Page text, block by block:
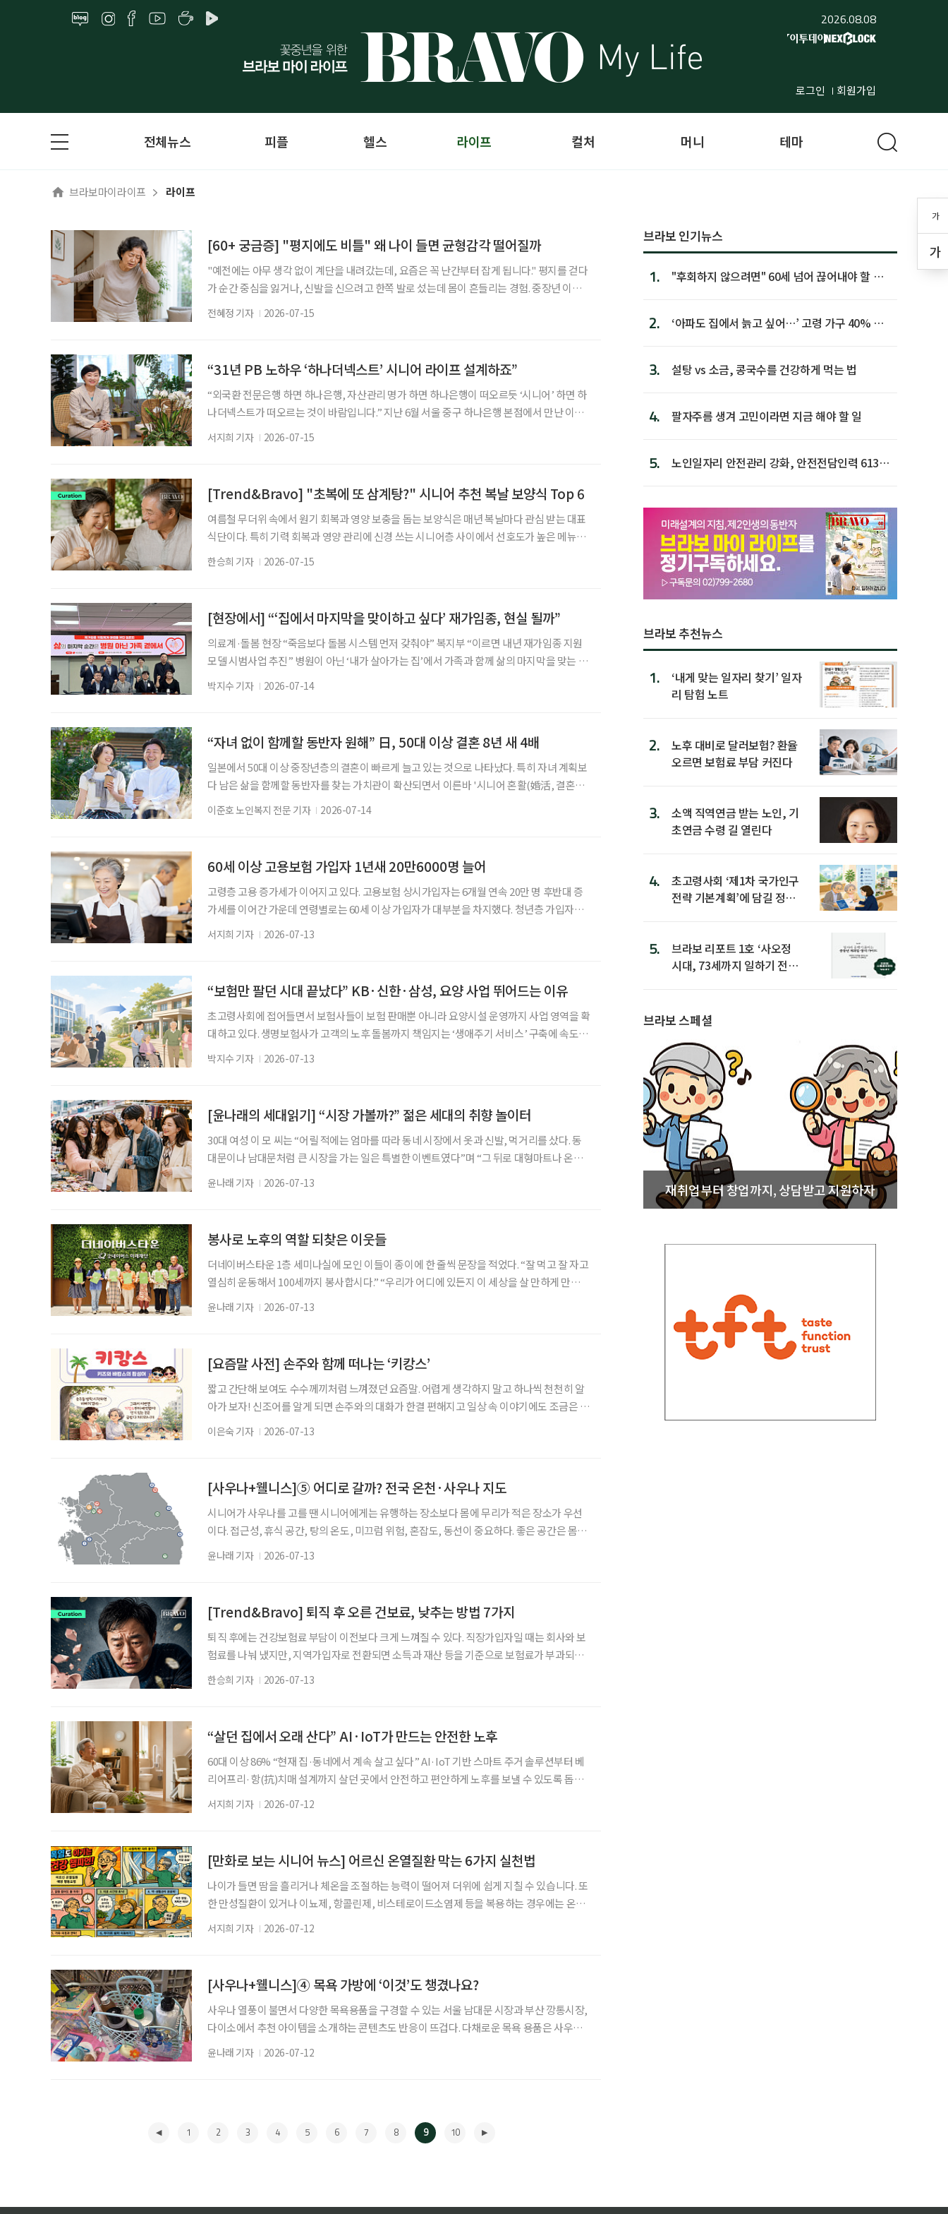
2026.08.08
로그인 회원가입
가
가
전체뉴스 피플 헬스 라이프 컬처 머니 테마
브라보마이라이프 라이프
[60+ 궁금증] "평지에도 비틀" 왜 나이 들면 균형감각 떨어질까
"예전에는 아무 생각 없이 계단을 내려갔는데, 요즘은 꼭 난간부터 잡게 됩니다." 평지를 걷다
가 순간 중심을 잃거나, 신발을 신으려고 한쪽 발로 섰는데 몸이 흔들리는 경험. 중장년 이후
흔히 나타나는 변화다. 많은 사람이 이를 단순히 다리 힘이 약해졌기 때문이라고 생각하지만,
사실 다기 근육만의 문제가 아니다. 균형은 눈·귀·근육·뇌가 함께 만든다 우리가 똑바로 서
전혜정 기자 2026-07-15
“31년 PB 노하우 ‘하나더넥스트’ 시니어 라이프 설계하죠”
“외국환 전문은행 하면 하나은행, 자산관리 명가 하면 하나은행이 떠오르듯 ‘시니어’ 하면 하
나더넥스트가 떠오르는 것이 바람입니다.” 지난 6월 서울 중구 하나은행 본점에서 만난 이은
정 하나은행 WM본부장은 브라보마이라이프와의 인터뷰에서 시니어 특화 브랜드 ‘하나더넥
스트’에 대한 목표를 이같이 밝혔다. 인터뷰 내내 그는 하나더넥스트가 금융 브랜드를 넘어 시
서지희 기자 2026-07-15
[Trend&Bravo] "초복에 또 삼계탕?" 시니어 추천 복날 보양식 Top 6
여름철 무더위 속에서 원기 회복과 영양 보충을 돕는 보양식은 매년 복날마다 관심 받는 대표
식단이다. 특히 기력 회복과 영양 관리에 신경 쓰는 시니어층 사이에서 선호도가 높은 메뉴들
이 주를 이룬다. 올해 초복은 7월 15일(수)로 중복은 7월 25일(토), 말복은 8월 14일(금)이다.
초복에서 말복까지의 기간은 일 년 중 가장 더운 때로, 예로부터 이 시기의 더위를 피하고 보
한승희 기자 2026-07-15
[현장에서] “‘집에서 마지막을 맞이하고 싶다’ 재가임종, 현실 될까”
의료계·돌봄 현장 “죽음보다 돌봄 시스템 먼저 갖춰야” 복지부 “이르면 내년 재가임종 지원
모델 시범사업 추진” 병원이 아닌 ‘내가 살아가는 집’에서 가족과 함께 삶의 마지막을 맞는 ‘재
가임종’. 국가 차원의 지원체계 구축이 필요하다는 목소리가 나왔다. 14일 서울 여의도 국회의
원회관에서 한지아 국민의힘 의원 주최로 열린 ‘재가임종 지원체계 마련을 위한 토론회’에서
박지수 기자 2026-07-14
“자녀 없이 함께할 동반자 원해” 日, 50대 이상 결혼 8년 새 4배
일본에서 50대 이상 중장년층의 결혼이 빠르게 늘고 있는 것으로 나타났다. 특히 자녀 계획보
다 남은 삶을 함께할 동반자를 찾는 가치관이 확산되면서 이른바 '시니어 혼활(婚活, 결혼활
동)'이 새로운 사회 현상으로 자리 잡고 있다는 분석이다. 일본 결혼정보업체 IBJ 산하 'IBJ결
혼미래연구소'가 2025년 결혼 성사 데이터를 분석한 결과, 50대 이상 회원의 성혼 인원은
이준호 노인복지 전문 기자 2026-07-14
60세 이상 고용보험 가입자 1년새 20만6000명 늘어
고령층 고용 증가세가 이어지고 있다. 고용보험 상시가입자는 6개월 연속 20만 명 후반대 증
가세를 이어간 가운데 연령별로는 60세 이상 가입자가 대부분을 차지했다. 청년층 가입자가
감소한 것과는 대조되는 모습이다. 고용노동부가 13일 발표한 ‘2026년 6월 고용행정 통계로
본 노동시장 동향’에 따르면 6월 고용보험 상시가입자는 1585만5000명으로 전년 동월보다
서지희 기자 2026-07-13
“보험만 팔던 시대 끝났다” KB·신한·삼성, 요양 사업 뛰어드는 이유
초고령사회에 접어들면서 보험사들이 보험 판매뿐 아니라 요양시설 운영까지 사업 영역을 확
대하고 있다. 생명보험사가 고객의 노후 돌봄까지 책임지는 ‘생애주기 서비스’ 구축에 속도를
내면서 요양시장이 새로운 성장 동력으로 떠오르는 모습이다. 13일 보험연구원이 발표한 ‘생
명보험회사의 요양사업 진출 현황과 과제’에 따르면 현재 요양사업에 진출한 생명보험사는
비
박지수 기자 2026-07-13
[윤나래의 세대읽기] “시장 가볼까?” 젊은 세대의 취향 놀이터
30대 여성 이 모 씨는 “어릴 적에는 엄마를 따라 동네 시장에서 옷과 신발, 먹거리를 샀다. 동
대문이나 남대문처럼 큰 시장을 가는 일은 특별한 이벤트였다”며 “그 뒤로 대형마트나 온라
인 쇼핑을 주로 이용했는데, 요즘은 SNS에서 시장에서만 구할 수 있는 아이템을 자주 본다.
친구들과도 ‘시장 한번 가볼까?’라는 이야기하고, 조만간 남대문시장에 갈 계획”이라고 말했
윤나래 기자 2026-07-13
봉사로 노후의 역할 되찾은 이웃들
더네이버스타운 1층 세미나실에 모인 이들이 종이에 한 줄씩 문장을 적었다. “잘 먹고 잘 자고
열심히 운동해서 100세까지 봉사합시다.” “우리가 어디에 있든지 이 세상을 살 만하게 만듭시
다.” “여름처럼 활짝 웃는 인생 시작입니다, 오늘이.” 누군가에게 선물처럼 건넬 인사이자, 한
달 남짓한 활동을 마무리하는 마음의 기록이었다. 6월 12일 경기도 시흥시 더네이버스타운에
윤나래 기자 2026-07-13
[요즘말 사전] 손주와 함께 떠나는 ‘키캉스’
짧고 간단해 보여도 수수께끼처럼 느껴졌던 요즘말. 어렵게 생각하지 말고 하나씩 천천히 알
아가 보자! 신조어를 알게 되면 손주와의 대화가 한결 편해지고 일상 속 이야기에도 조금은 젊
은 기운이 더해진다. 여름방학이 시작되면 조부모들의 일상도 달라진다. 맞벌이하는 자녀를
대신해 손주를 돌보는 시간이 늘어나고 단순히 집에서 손주를 돌보는 것을 넘어, 함께 호텔로
이은숙 기자 2026-07-13
[사우나+웰니스]⑤ 어디로 갈까? 전국 온천·사우나 지도
시니어가 사우나를 고를 땐 시니어에게는 유행하는 장소보다 몸에 무리가 적은 장소가 우선
이다. 접근성, 휴식 공간, 탕의 온도, 미끄럼 위험, 혼잡도, 동선이 중요하다. 좋은 공간은 몸을
편하게 만들고 안전하게 빠져나올 수 있어야 한다. 물 : 온천수인지, 해수인지, 일반 목욕탕인
지 확인한다. 온도 : 탕과 사우나실 온도가 너무 높지 않은지 본다. 동선 : 욕조, 샤워실, 탈의실
윤나래 기자 2026-07-13
[Trend&Bravo] 퇴직 후 오른 건보료, 낮추는 방법 7가지
퇴직 후에는 건강보험료 부담이 이전보다 크게 느껴질 수 있다. 직장가입자일 때는 회사와 보
험료를 나눠 냈지만, 지역가입자로 전환되면 소득과 재산 등을 기준으로 보험료가 부과되기
때문이다. 은퇴 직후 보험료가 오르거나 생활비에서 차지하는 비중이 커졌다고 느끼는 경우
도 적지 않다. NH투자증권 연금자산관리본부 100세시대연구소가 발표한 ‘N2 슬기로운 은
건
한승희 기자 2026-07-13
“살던 집에서 오래 산다” AI·IoT가 만드는 안전한 노후
60대 이상 86% “현재 집·동네에서 계속 살고 싶다” AI·IoT 기반 스마트 주거 솔루션부터 베
리어프리·항(抗)치매 설계까지 살던 곳에서 안전하고 편안하게 노후를 보낼 수 있도록 돕는
AI 기술이 주목받고 있다. 60대 이상 시니어의 86%(2024년 국토연구원 실태조사)가 현재 사
는 집이나 동네에서 계속 살고 싶다고 희망한 만큼 주거 솔루션에 관한 관심이 커질 것으로 보
서지희 기자 2026-07-12
[만화로 보는 시니어 뉴스] 어르신 온열질환 막는 6가지 실천법
나이가 들면 땀을 흘리거나 체온을 조절하는 능력이 떨어져 더위에 쉽게 지칠 수 있습니다. 또
한 만성질환이 있거나 이뇨제, 항콜린제, 비스테로이드소염제 등을 복용하는 경우에는 온열
질환 위험이 더 높아질 수 있습니다. 무더운 여름에는 다음과 같은 생활수칙을 실천하는 것이
중요합니다. 첫째, 실내를 시원하게 유지하고 자주 환기해야 합니다. 에어컨이나 선풍기를 사
서지희 기자 2026-07-12
[사우나+웰니스]④ 목욕 가방에 ‘이것’도 챙겼나요?
사우나 열풍이 불면서 다양한 목욕용품을 구경할 수 있는 서울 남대문 시장과 부산 깡통시장,
다이소에서 추천 아이템을 소개하는 콘텐츠도 반응이 뜨겁다. 다채로운 목욕 용품은 사우나
와 목욕시간을 셀프케어의 시간으로 활용하도록 돕는다. 사우나를 즐기는 젊은 세대는 목욕
전후의 감각을 세밀하게 나눈다. 들어가기 전에는 몸을 이완하고, 땀을 낸 뒤에는 수분을 보충
윤나래 기자 2026-07-12
1 2 3 4 5 6 7 8 9 10
브라보 인기뉴스
1.
"후회하지 않으려면" 60세 넘어 끊어내야 할 사
2.
‘아파도 집에서 늙고 싶어…’ 고령 가구 40% 노
3. 설탕 vs 소금, 콩국수를 건강하게 먹는 법
4. 팔자주름 생겨 고민이라면 지금 해야 할 일
5.
노인일자리 안전관리 강화, 안전전담인력 613명
브라보 추천뉴스
1.
‘내게 맞는 일자리 찾기’ 일자
리 탐험 노트
2.
노후 대비로 달러보험? 환율
오르면 보험료 부담 커진다
3.
소액 직역연금 받는 노인, 기
초연금 수령 길 열린다
4.
초고령사회 ‘제1차 국가인구
전략 기본계획’에 담길 정책
5.
브라보 리포트 1호 ‘사오정
시대, 73세까지 일하기 전략’
브라보 스페셜
재취업부터 창업까지, 상담받고 지원하자